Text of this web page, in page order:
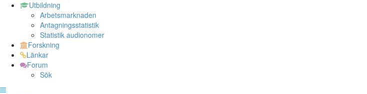
Utbildning
Arbetsmarknaden
Antagningsstatistik
Statistik audionomer
Forskning
Länkar
Forum
Sök